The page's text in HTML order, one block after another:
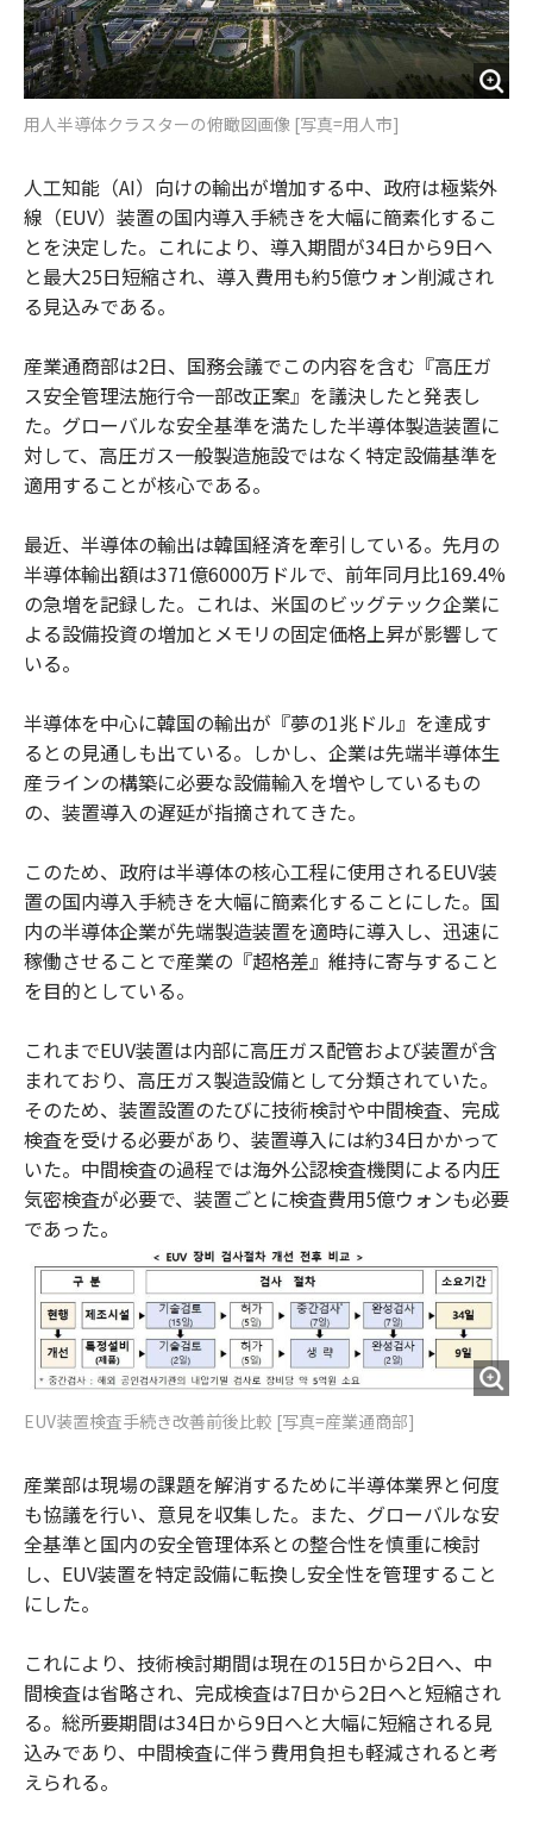
用人半導体クラスターの俯瞰図画像 [写真=用人市]
人工知能（AI）向けの輸出が増加する中、政府は極紫外
線（EUV）装置の国内導入手続きを大幅に簡素化するこ
とを決定した。これにより、導入期間が34日から9日へ
と最大25日短縮され、導入費用も約5億ウォン削減され
る見込みである。
産業通商部は2日、国務会議でこの内容を含む『高圧ガ
ス安全管理法施行令一部改正案』を議決したと発表し
た。グローバルな安全基準を満たした半導体製造装置に
対して、高圧ガス一般製造施設ではなく特定設備基準を
適用することが核心である。
最近、半導体の輸出は韓国経済を牽引している。先月の
半導体輸出額は371億6000万ドルで、前年同月比169.4%
の急増を記録した。これは、米国のビッグテック企業に
よる設備投資の増加とメモリの固定価格上昇が影響して
いる。
半導体を中心に韓国の輸出が『夢の1兆ドル』を達成す
るとの見通しも出ている。しかし、企業は先端半導体生
産ラインの構築に必要な設備輸入を増やしているもの
の、装置導入の遅延が指摘されてきた。
このため、政府は半導体の核心工程に使用されるEUV装
置の国内導入手続きを大幅に簡素化することにした。国
内の半導体企業が先端製造装置を適時に導入し、迅速に
稼働させることで産業の『超格差』維持に寄与すること
を目的としている。
これまでEUV装置は内部に高圧ガス配管および装置が含
まれており、高圧ガス製造設備として分類されていた。
そのため、装置設置のたびに技術検討や中間検査、完成
検査を受ける必要があり、装置導入には約34日かかって
いた。中間検査の過程では海外公認検査機関による内圧
気密検査が必要で、装置ごとに検査費用5億ウォンも必要
であった。
EUV装置検査手続き改善前後比較 [写真=産業通商部]
産業部は現場の課題を解消するために半導体業界と何度
も協議を行い、意見を収集した。また、グローバルな安
全基準と国内の安全管理体系との整合性を慎重に検討
し、EUV装置を特定設備に転換し安全性を管理すること
にした。
これにより、技術検討期間は現在の15日から2日へ、中
間検査は省略され、完成検査は7日から2日へと短縮され
る。総所要期間は34日から9日へと大幅に短縮される見
込みであり、中間検査に伴う費用負担も軽減されると考
えられる。